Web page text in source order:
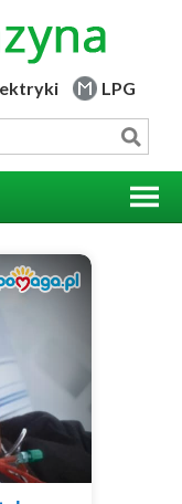
LPG